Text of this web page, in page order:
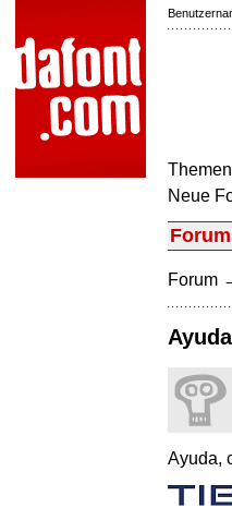
Themen
Neue
Forum
Forum
Ayuda,